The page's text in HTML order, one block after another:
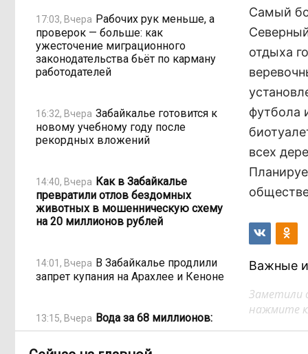
17:03, Вчера Рабочих рук меньше, а
проверок — больше: как
ужесточение миграционного
законодательства бьёт по карману
работодателей
16:32, Вчера Забайкалье готовится к
новому учебному году после
рекордных вложений
14:40, Вчера Как в Забайкалье
превратили отлов бездомных
животных в мошенническую схему
на 20 миллионов рублей
14:01, Вчера В Забайкалье продлили
запрет купания на Арахлее и Кеноне
13:15, Вчера Вода за 68 миллионов:
ТГК-14 заплатит государству за
Самый
отдыха
футбола
всех
Важные
Заметили
нажмите